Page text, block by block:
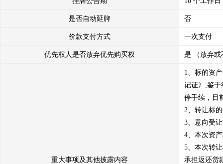
是否自动延牌 否
价款支付方式 一次支付
优先权人是否放弃优先购买权 是 （放弃或
重大事项及其他披露内容
1、标的资
记证》,鉴于
停手续，目
2、转让标
3、意向受
4、本次资
5、本次转
承担返还货